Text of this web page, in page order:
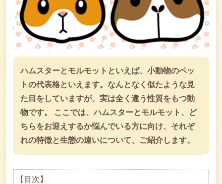
ハムスターとモルモットといえば、小動物のペッ
トの代表格といえます。なんとなく似たような見
た目をしていますが、実は全く違う性質をもつ動
物です。 ここでは、ハムスターとモルモット、ど
ちらをお迎えするか悩んでいる方に向け、それぞ
れの特徴と生態の違いについて、ご紹介します。
【目次】